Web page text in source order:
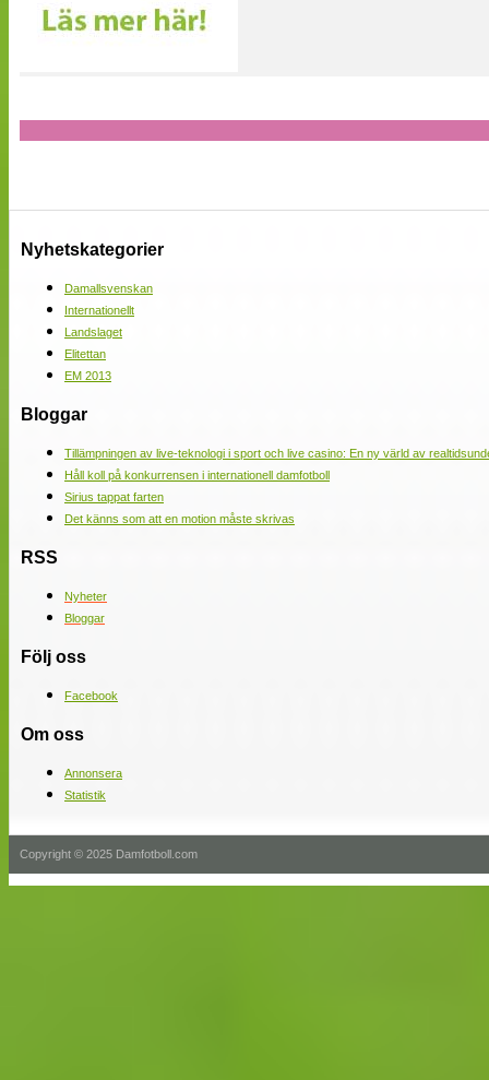
Nyhetskategorier
Damallsvenskan
Internationellt
Landslaget
Elitettan
EM 2013
Bloggar
Tillämpningen av live-teknologi i sport och live casino: En ny värld av
Håll koll på konkurrensen i internationell damfotboll
Sirius tappat farten
Det känns som att en motion måste skrivas
RSS
Nyheter
Bloggar
Följ oss
Facebook
Om oss
Annonsera
Statistik
Copyright © 2025 Damfotboll.com